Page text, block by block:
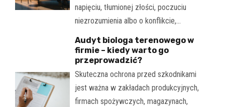
napięciu, tłumionej złości, poczuciu
niezrozumienia albo o konflikcie,…
Audyt biologa terenowego w
firmie – kiedy warto go
przeprowadzić?
Skuteczna ochrona przed szkodnikami
jest ważna w zakładach produkcyjnych,
firmach spożywczych, magazynach,